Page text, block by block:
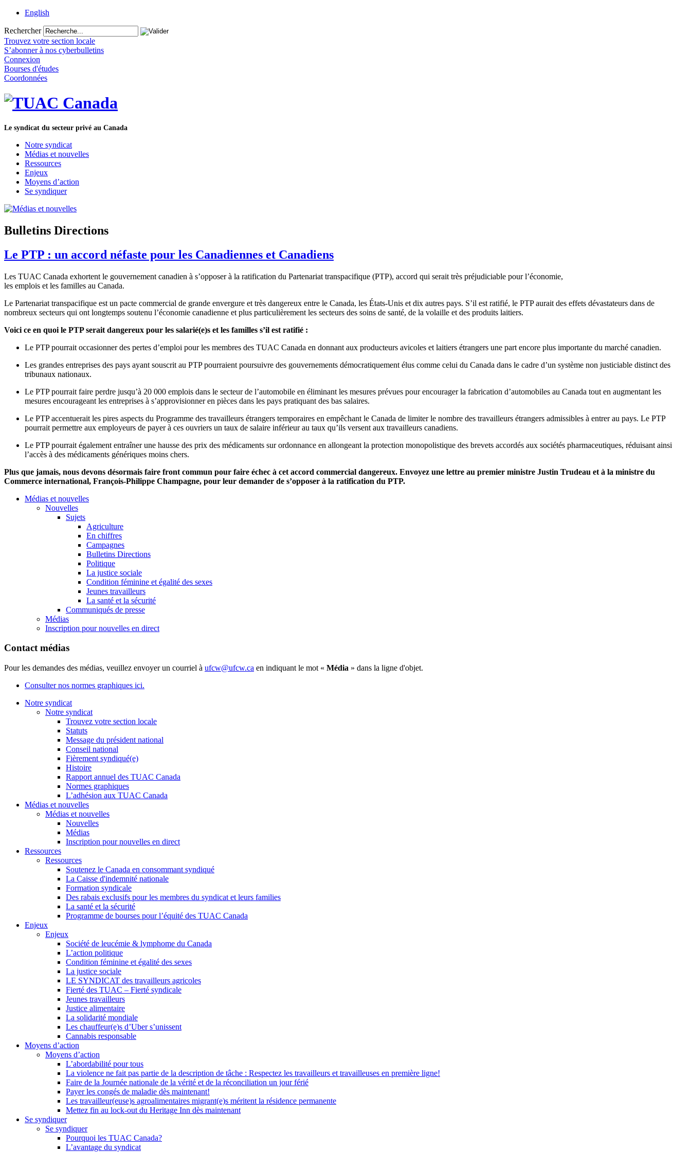
English
Rechercher
Trouvez votre section locale
S’abonner à nos cyberbulletins
Connexion
Bourses d'études
Coordonnées
Le syndicat du secteur privé au Canada
Notre syndicat
Médias et nouvelles
Ressources
Enjeux
Moyens d’action
Se syndiquer
Bulletins Directions
Le PTP : un accord néfaste pour les Canadiennes et Canadiens
Les TUAC Canada exhortent le gouvernement canadien à s’opposer à la ratification du Partenariat transpacifique (PTP), accord qui serait très préjudiciable pour l’économie,
les emplois et les familles au Canada.
Le Partenariat transpacifique est un pacte commercial de grande envergure et très dangereux entre le Canada, les États-Unis et dix autres pays. S’il est ratifié, le PTP aurait des effets dévastateurs dans de
nombreux secteurs qui ont longtemps soutenu l’économie canadienne et plus particulièrement les secteurs des soins de santé, de la volaille et des produits laitiers.
Voici ce en quoi le PTP serait dangereux pour les salarié(e)s et les familles s’il est ratifié :
Le PTP pourrait occasionner des pertes d’emploi pour les membres des TUAC Canada en donnant aux producteurs avicoles et laitiers étrangers une part encore plus importante du marché canadien.
Les grandes entreprises des pays ayant souscrit au PTP pourraient poursuivre des gouvernements démocratiquement élus comme celui du Canada dans le cadre d’un système non justiciable distinct des
tribunaux nationaux.
Le PTP pourrait faire perdre jusqu’à 20 000 emplois dans le secteur de l’automobile en éliminant les mesures prévues pour encourager la fabrication d’automobiles au Canada tout en augmentant les
mesures encourageant les entreprises à s’approvisionner en pièces dans les pays pratiquant des bas salaires.
Le PTP accentuerait les pires aspects du Programme des travailleurs étrangers temporaires en empêchant le Canada de limiter le nombre des travailleurs étrangers admissibles à entrer au pays. Le PTP
pourrait permettre aux employeurs de payer à ces ouvriers un taux de salaire inférieur au taux qu’ils versent aux travailleurs canadiens.
Le PTP pourrait également entraîner une hausse des prix des médicaments sur ordonnance en allongeant la protection monopolistique des brevets accordés aux sociétés pharmaceutiques, réduisant ainsi
l’accès à des médicaments génériques moins chers.
Plus que jamais, nous devons désormais faire front commun pour faire échec à cet accord commercial dangereux. Envoyez une lettre au premier ministre Justin Trudeau et à la ministre du
Commerce international, François-Philippe Champagne, pour leur demander de s’opposer à la ratification du PTP.
Médias et nouvelles
Nouvelles
Sujets
Agriculture
En chiffres
Campagnes
Bulletins Directions
Politique
La justice sociale
Condition féminine et égalité des sexes
Jeunes travailleurs
La santé et la sécurité
Communiqués de presse
Médias
Inscription pour nouvelles en direct
Contact médias
Pour les demandes des médias, veuillez envoyer un courriel à ufcw@ufcw.ca en indiquant le mot « Média » dans la ligne d'objet.
Consulter nos normes graphiques ici.
Notre syndicat
Notre syndicat
Trouvez votre section locale
Statuts
Message du président national
Conseil national
Fièrement syndiqué(e)
Histoire
Rapport annuel des TUAC Canada
Normes graphiques
L’adhésion aux TUAC Canada
Médias et nouvelles
Médias et nouvelles
Nouvelles
Médias
Inscription pour nouvelles en direct
Ressources
Ressources
Soutenez le Canada en consommant syndiqué
La Caisse d'indemnité nationale
Formation syndicale
Des rabais exclusifs pour les membres du syndicat et leurs families
La santé et la sécurité
Programme de bourses pour l’équité des TUAC Canada
Enjeux
Enjeux
Société de leucémie & lymphome du Canada
L’action politique
Condition féminine et égalité des sexes
La justice sociale
LE SYNDICAT des travailleurs agricoles
Fierté des TUAC – Fierté syndicale
Jeunes travailleurs
Justice alimentaire
La solidarité mondiale
Les chauffeur(e)s d’Uber s’unissent
Cannabis responsable
Moyens d’action
Moyens d’action
L’abordabilité pour tous
La violence ne fait pas partie de la description de tâche : Respectez les travailleurs et travailleuses en première ligne!
Faire de la Journée nationale de la vérité et de la réconciliation un jour férié
Payer les congés de maladie dès maintenant!
Les travailleur(euse)s agroalimentaires migrant(e)s méritent la résidence permanente
Mettez fin au lock-out du Heritage Inn dès maintenant
Se syndiquer
Se syndiquer
Pourquoi les TUAC Canada?
L’avantage du syndicat